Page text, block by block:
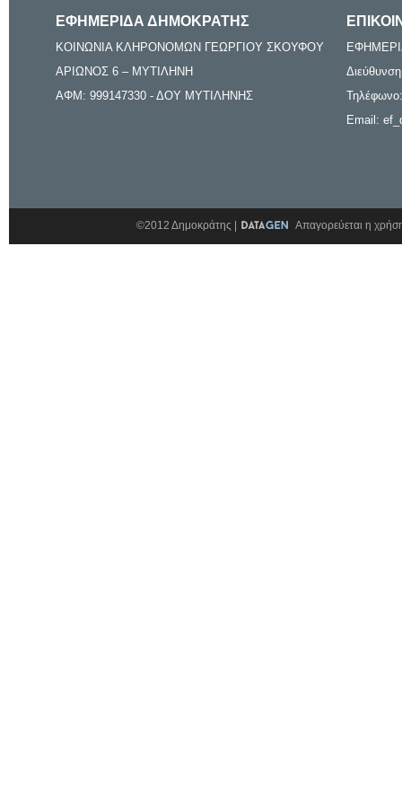
ΕΦΗΜΕΡΙΔΑ ΔΗΜΟΚΡΑΤΗΣ
ΚΟΙΝΩΝΙΑ ΚΛΗΡΟΝΟΜΩΝ ΓΕΩΡΓΙΟΥ ΣΚΟΥΦΟΥ
ΑΡΙΩΝΟΣ 6 – ΜΥΤΙΛΗΝΗ
ΑΦΜ: 999147330 - ΔΟΥ ΜΥΤΙΛΗΝΗΣ
Email:
©2012 Δημοκράτης | Απαγορεύεται η